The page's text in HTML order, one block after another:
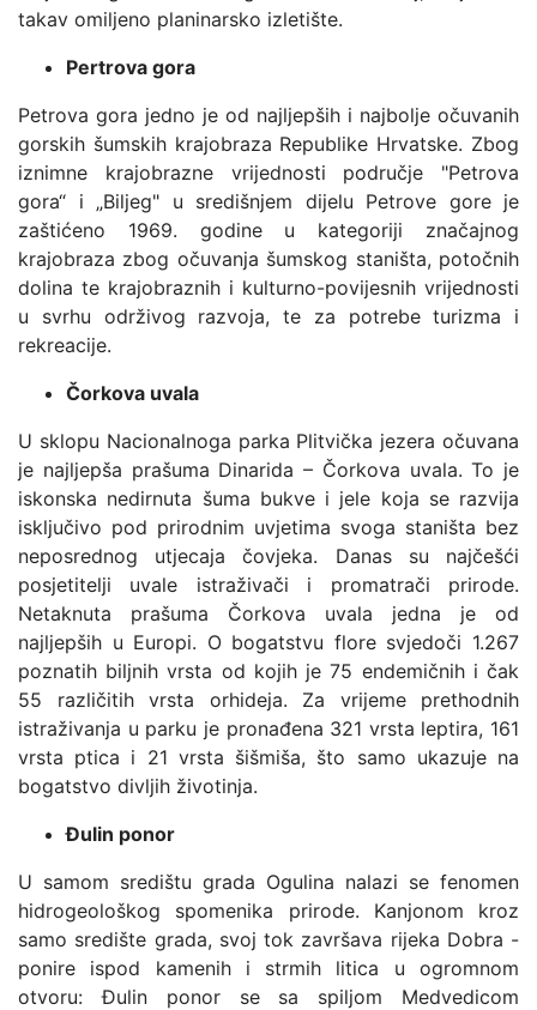
takav omiljeno planinarsko izletište.
Pertrova gora
Petrova gora jedno je od najljepših i najbolje očuvanih
gorskih šumskih krajobraza Republike Hrvatske. Zbog
iznimne krajobrazne vrijednosti područje "Petrova
gora“ i „Biljeg" u središnjem dijelu Petrove gore je
zaštićeno 1969. godine u kategoriji značajnog
krajobraza zbog očuvanja šumskog staništa, potočnih
dolina te krajobraznih i kulturno-povijesnih vrijednosti
u svrhu održivog razvoja, te za potrebe turizma i
rekreacije.
Čorkova uvala
U sklopu Nacionalnoga parka Plitvička jezera očuvana
je najljepša prašuma Dinarida – Čorkova uvala. To je
iskonska nedirnuta šuma bukve i jele koja se razvija
isključivo pod prirodnim uvjetima svoga staništa bez
neposrednog utjecaja čovjeka. Danas su najčešći
posjetitelji uvale istraživači i promatrači prirode.
Netaknuta prašuma Čorkova uvala jedna je od
najljepših u Europi. O bogatstvu flore svjedoči 1.267
poznatih biljnih vrsta od kojih je 75 endemičnih i čak
55 različitih vrsta orhideja. Za vrijeme prethodnih
istraživanja u parku je pronađena 321 vrsta leptira, 161
vrsta ptica i 21 vrsta šišmiša, što samo ukazuje na
bogatstvo divljih životinja.
Đulin ponor
U samom središtu grada Ogulina nalazi se fenomen
hidrogeološkog spomenika prirode. Kanjonom kroz
samo središte grada, svoj tok završava rijeka Dobra -
ponire ispod kamenih i strmih litica u ogromnom
otvoru: Đulin ponor se sa spiljom Medvedicom